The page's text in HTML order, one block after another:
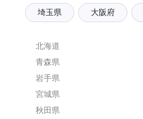
埼玉県 大阪府
北海道
青森県
岩手県
宮城県
秋田県